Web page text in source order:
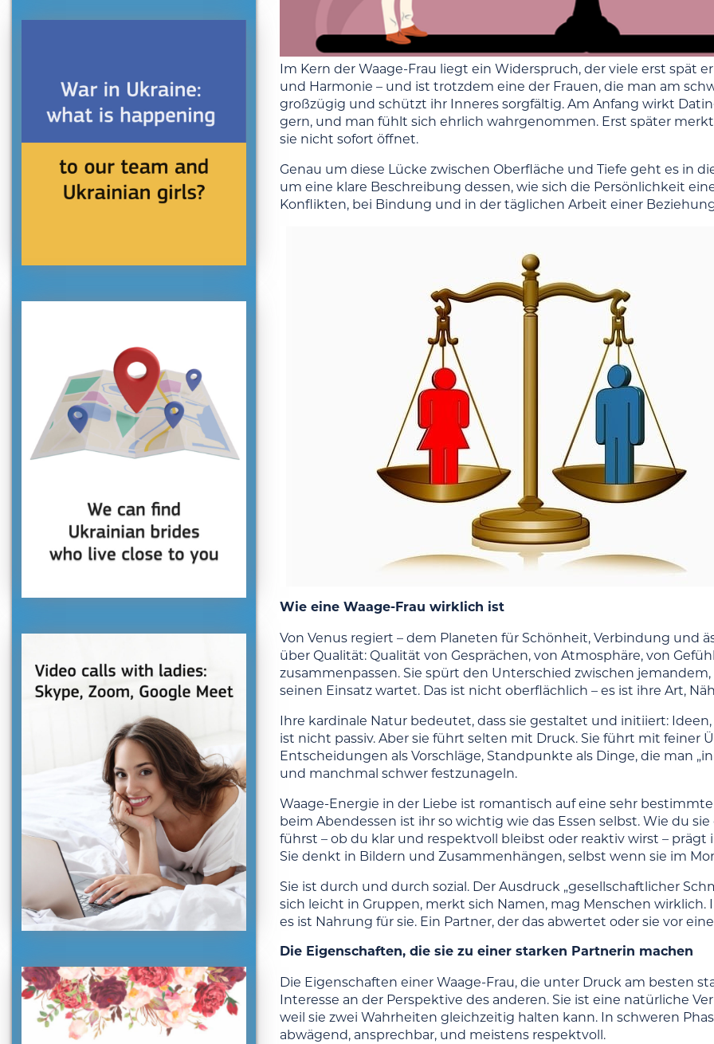
Im Kern der Waage-Frau liegt ein Widerspruch, der viele erst spät
und Harmonie – und ist trotzdem eine der Frauen, die man am
großzügig und schützt ihr Inneres sorgfältig. Am Anfang wirkt
gern, und man fühlt sich ehrlich wahrgenommen. Erst später
sie nicht sofort öffnet.
Genau um diese Lücke zwischen Oberfläche und Tiefe geht es in
um eine klare Beschreibung dessen, wie sich die Persönlichkeit
Konflikten, bei Bindung und in der täglichen Arbeit einer
Wie eine Waage-Frau wirklich ist
Von Venus regiert – dem Planeten für Schönheit, Verbindung und
über Qualität: Qualität von Gesprächen, von Atmosphäre, von
zusammenpassen. Sie spürt den Unterschied zwischen
seinen Einsatz wartet. Das ist nicht oberflächlich – es ist ihre Art,
Ihre kardinale Natur bedeutet, dass sie gestaltet und initiiert:
ist nicht passiv. Aber sie führt selten mit Druck. Sie führt mit feiner
Entscheidungen als Vorschläge, Standpunkte als Dinge, die man
und manchmal schwer festzunageln.
Waage-Energie in der Liebe ist romantisch auf eine sehr
beim Abendessen ist ihr so wichtig wie das Essen selbst. Wie du
führst – ob du klar und respektvoll bleibst oder reaktiv wirst – prägt
Sie denkt in Bildern und Zusammenhängen, selbst wenn sie im
Sie ist durch und durch sozial. Der Ausdruck „gesellschaftlicher
sich leicht in Gruppen, merkt sich Namen, mag Menschen
es ist Nahrung für sie. Ein Partner, der das abwertet oder sie vor
Die Eigenschaften, die sie zu einer starken Partnerin machen
Die Eigenschaften einer Waage-Frau, die unter Druck am besten
Interesse an der Perspektive des anderen. Sie ist eine natürliche
weil sie zwei Wahrheiten gleichzeitig halten kann. In schweren
abwägend, ansprechbar, und meistens respektvoll.